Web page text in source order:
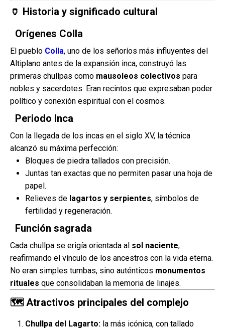
🏺 Historia y significado cultural
Orígenes Colla
El pueblo Colla, uno de los señoríos más influyentes del
Altiplano antes de la expansión inca, construyó las
primeras chullpas como mausoleos colectivos para
nobles y sacerdotes. Eran recintos que expresaban poder
político y conexión espiritual con el cosmos.
Periodo Inca
Con la llegada de los incas en el siglo XV, la técnica
alcanzó su máxima perfección:
Bloques de piedra tallados con precisión.
Juntas tan exactas que no permiten pasar una hoja de
papel.
Relieves de lagartos y serpientes, símbolos de
fertilidad y regeneración.
Función sagrada
Cada chullpa se erigía orientada al sol naciente,
reafirmando el vínculo de los ancestros con la vida eterna.
No eran simples tumbas, sino auténticos monumentos
rituales que consolidaban la memoria de linajes.
🗺️ Atractivos principales del complejo
Chullpa del Lagarto: la más icónica, con tallado